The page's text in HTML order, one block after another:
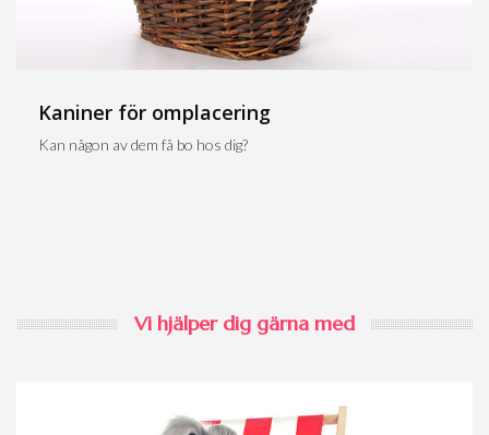
Kaniner för omplacering
Kan någon av dem få bo hos dig?
Vi hjälper dig gärna med